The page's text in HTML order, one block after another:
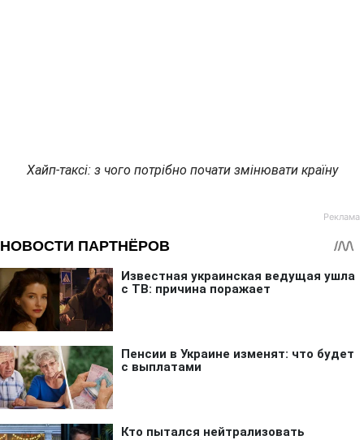
Хайп-таксі: з чого потрібно почати змінювати країну